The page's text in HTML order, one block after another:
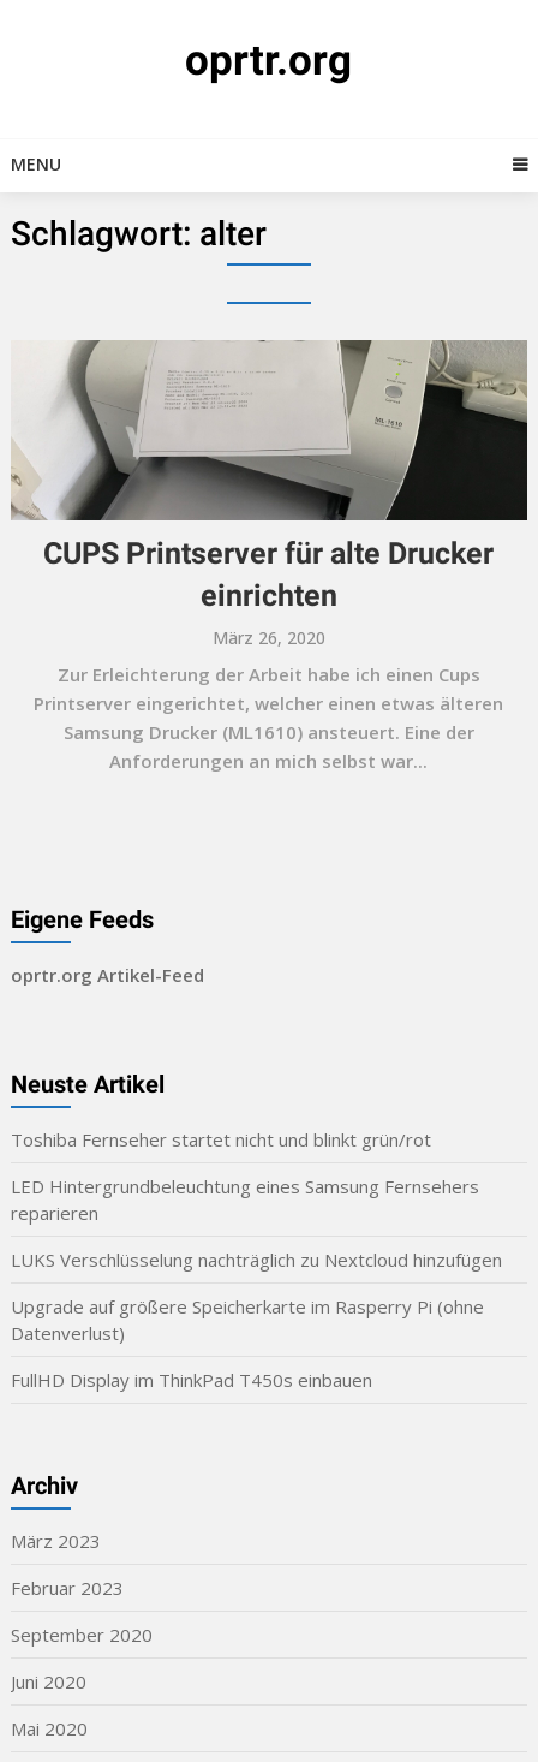
oprtr.org
MENU
Schlagwort: alter
CUPS Printserver für alte Drucker
einrichten
März 26, 2020
Zur Erleichterung der Arbeit habe ich einen Cups
Printserver eingerichtet, welcher einen etwas älteren
Samsung Drucker (ML1610) ansteuert. Eine der
Anforderungen an mich selbst war...
Eigene Feeds
oprtr.org Artikel-Feed
Neuste Artikel
Toshiba Fernseher startet nicht und blinkt grün/rot
LED Hintergrundbeleuchtung eines Samsung Fernsehers
reparieren
LUKS Verschlüsselung nachträglich zu Nextcloud hinzufügen
Upgrade auf größere Speicherkarte im Rasperry Pi (ohne
Datenverlust)
FullHD Display im ThinkPad T450s einbauen
Archiv
März 2023
Februar 2023
September 2020
Juni 2020
Mai 2020